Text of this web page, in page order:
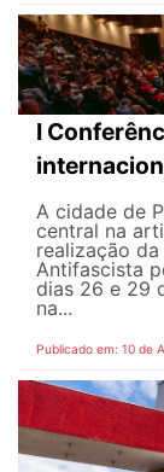
I
A cidade de
central na
realização
Antifascista
dias 26 e 29
na...
Publicado em: 10 de